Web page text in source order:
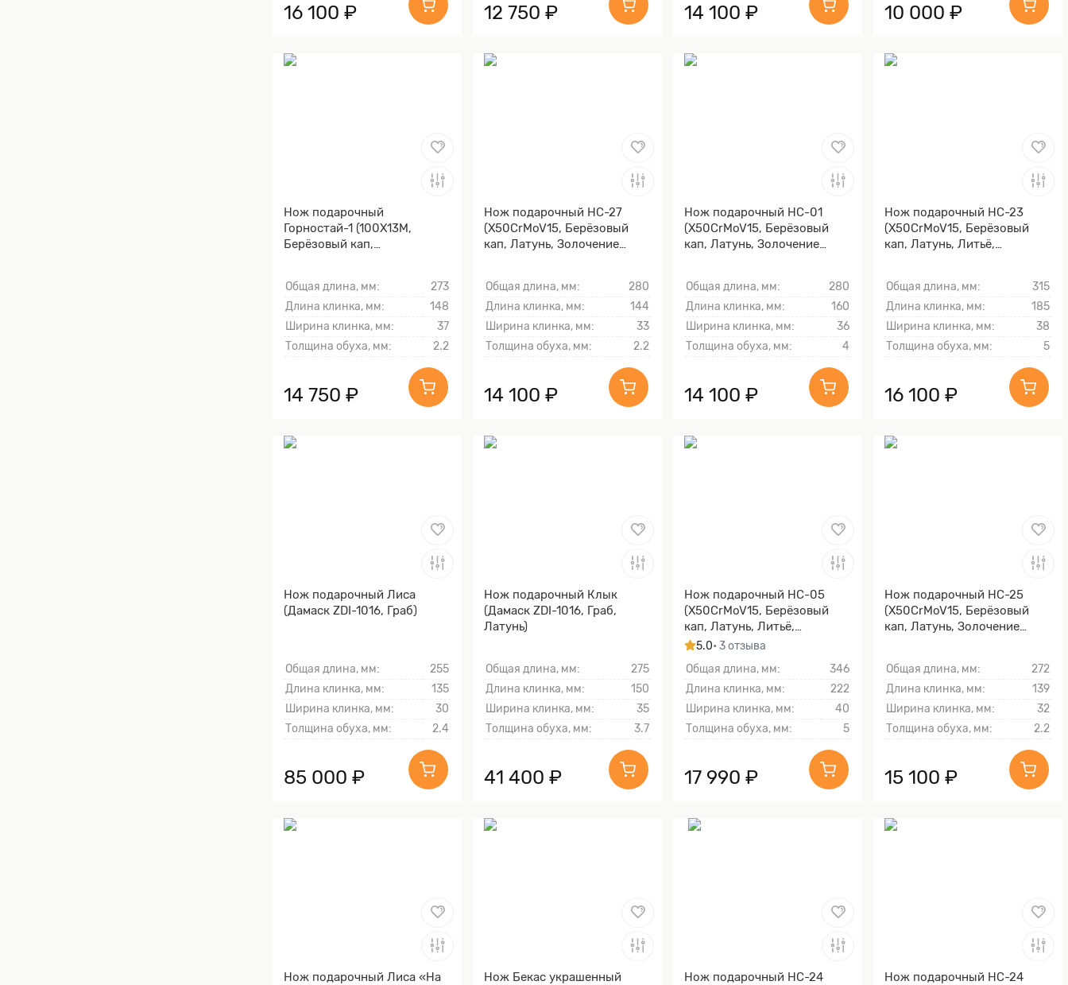
16 100 ₽ 12 750 ₽ 14 100 ₽ 10 000 ₽
Нож подарочный
Горностай-1 (100Х13М,
Берёзовый кап,
тыльника)
Общая длина, мм:
273
Длина клинка, мм:
148
Ширина клинка, мм:
37
Толщина обуха, мм:
2.2
14 750 ₽
Нож подарочный НС-27
(X50CrMoV15, Берёзовый
кап, Латунь, Золочение
Общая длина, мм:
280
Длина клинка, мм:
144
Ширина клинка, мм:
33
Толщина обуха, мм:
2.2
14 100 ₽
Нож подарочный НС-01
(X50CrMoV15, Берёзовый
кап, Латунь, Золочение
Общая длина, мм:
280
Длина клинка, мм:
160
Ширина клинка, мм:
36
Толщина обуха, мм:
4
14 100 ₽
Нож подарочный НС-23
(X50CrMoV15, Берёзовый
кап, Латунь, Литьё,
Общая длина, мм:
315
Длина клинка, мм:
185
Ширина клинка, мм:
38
Толщина обуха, мм:
5
16 100 ₽
Нож подарочный Лиса
(Дамаск ZDI-1016, Граб)
Общая длина, мм:
255
Длина клинка, мм:
135
Ширина клинка, мм:
30
Толщина обуха, мм:
2.4
85 000 ₽
Нож подарочный Клык
(Дамаск ZDI-1016, Граб,
Латунь)
Общая длина, мм:
275
Длина клинка, мм:
150
Ширина клинка, мм:
35
Толщина обуха, мм:
3.7
41 400 ₽
Нож подарочный НС-05
(X50CrMoV15, Берёзовый
кап, Латунь, Литьё,
Золочение клинка гарды и
5.0• 3 отзыва
Общая длина, мм:
346
Длина клинка, мм:
222
Ширина клинка, мм:
40
Толщина обуха, мм:
5
17 990 ₽
Нож подарочный НС-25
(X50CrMoV15, Берёзовый
кап, Латунь, Золочение
Общая длина, мм:
272
Длина клинка, мм:
139
Ширина клинка, мм:
32
Толщина обуха, мм:
2.2
15 100 ₽
Нож подарочный Лиса «На Нож Бекас украшенный Нож подарочный НС-24 Нож подарочный НС-24